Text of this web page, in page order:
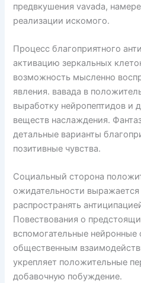
предвкушения vavada,
реализации искомого.
Процесс благоприятного
активацию зеркальных
возможность мысленно
явления. вавада в
выработку нейропептидов и
веществ наслаждения.
детальные варианты
позитивные чувства.
Социальный сторона
ожидательности
распространять
Повествования о
вспомогательные нейронные
общественным
укрепляет положительные
добавочную побуждение.